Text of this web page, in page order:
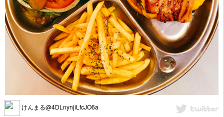
けんまる@4DLnynjiLfcJO6a